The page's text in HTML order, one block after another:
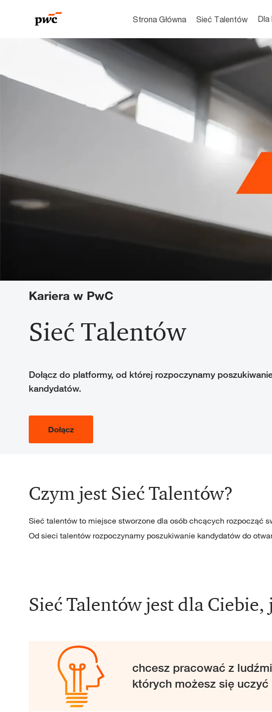
Strona Główna Sieć Talentów Dla
Kariera w PwC
Sieć Talentów
Dołącz do platformy, od której rozpoczynamy
kandydatów.
Dołącz
Czym jest Sieć Talentów?
Sieć talentów to miejsce stworzone dla osób chcących rozpocząć
Od sieci talentów rozpoczynamy poszukiwanie kandydatów do
Sieć Talentów jest dla Ciebie,
chcesz pracować z
których możesz się uczyć